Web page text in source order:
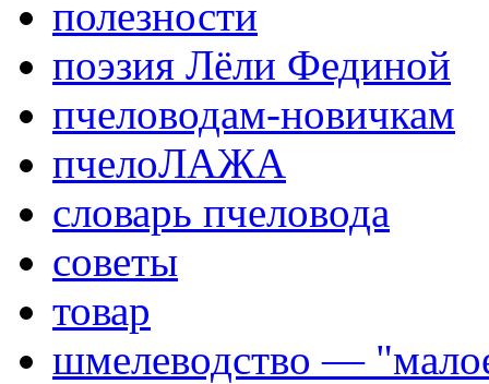
полезности
поэзия Лёли Фединой
пчеловодам-новичкам
пчелоЛАЖА
словарь пчеловода
советы
товар
шмелеводство —